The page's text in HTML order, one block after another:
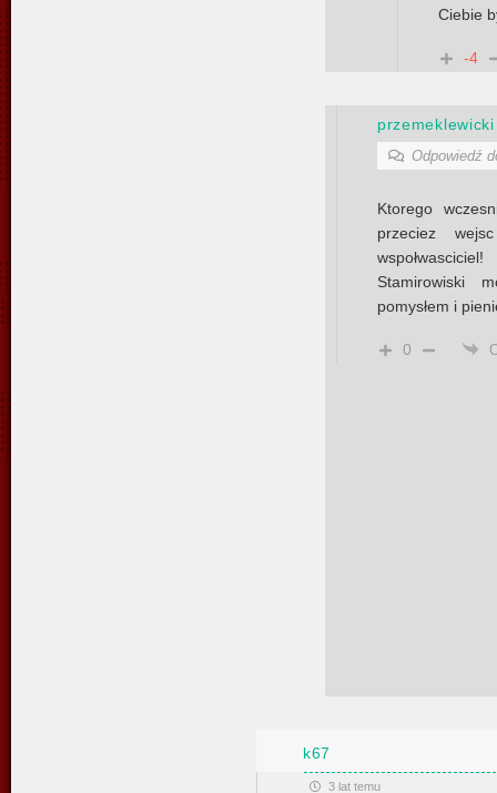
Ciebie
-4
przemeklewicki
Odpowiedź
Ktorego
przeciez
wspołwasciciel!
Stamirowiski
pomysłem i
0
k67
3 lat temu